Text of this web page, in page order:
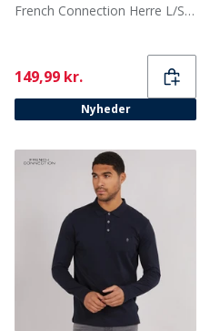
French Connection Herre L/S J Polo Skjorte Chateaux/Marine
Current
149,99 kr.
Nyheder